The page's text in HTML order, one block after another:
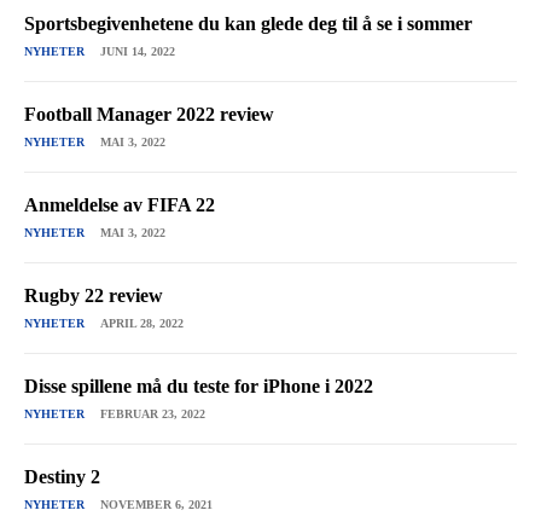
Sportsbegivenhetene du kan glede deg til å se i sommer
NYHETER JUNI 14, 2022
Football Manager 2022 review
NYHETER MAI 3, 2022
Anmeldelse av FIFA 22
NYHETER MAI 3, 2022
Rugby 22 review
NYHETER APRIL 28, 2022
Disse spillene må du teste for iPhone i 2022
NYHETER FEBRUAR 23, 2022
Destiny 2
NYHETER NOVEMBER 6, 2021